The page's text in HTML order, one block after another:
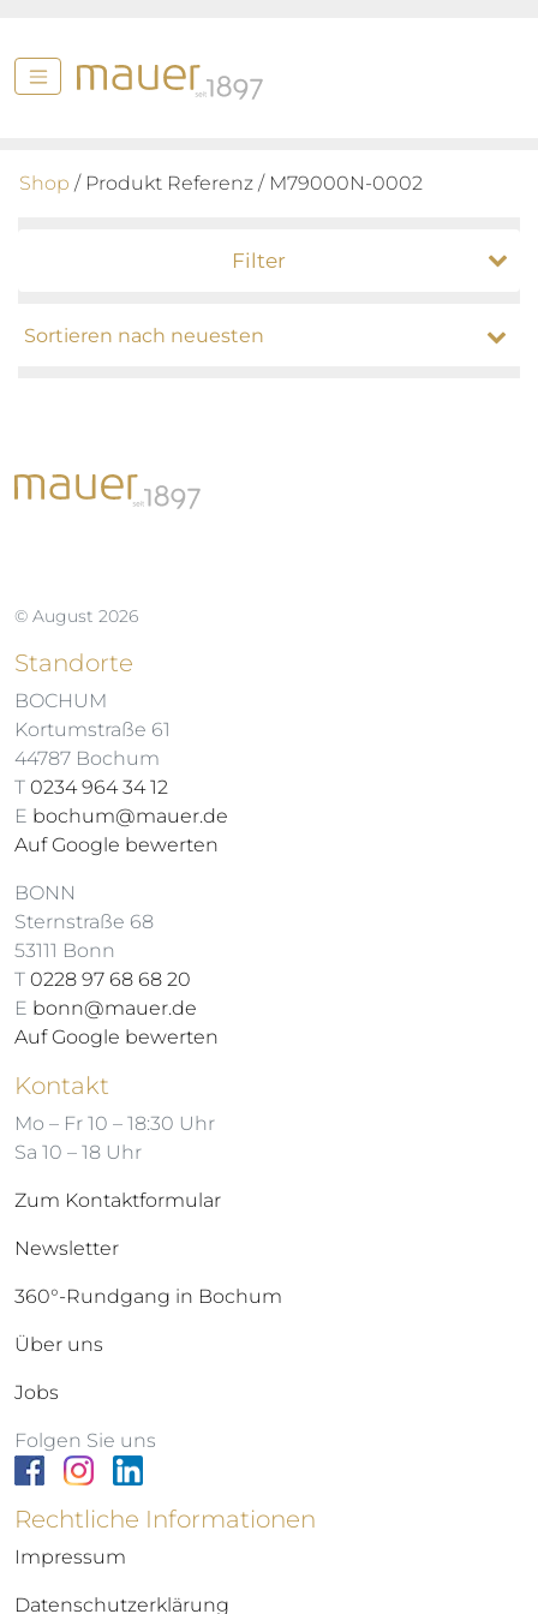
Shop / Produkt Referenz / M79000N-0002
Filter
© August 2026
Standorte
BOCHUM
Kortumstraße 61
44787 Bochum
T 0234 964 34 12
E bochum@mauer.de
Auf Google bewerten
BONN
Sternstraße 68
53111 Bonn
T 0228 97 68 68 20
E bonn@mauer.de
Auf Google bewerten
Kontakt
Mo – Fr 10 – 18:30 Uhr
Sa 10 – 18 Uhr
Zum Kontaktformular
Newsletter
360°-Rundgang in Bochum
Über uns
Jobs
Folgen Sie uns
Rechtliche Informationen
Impressum
Datenschutzerklärung